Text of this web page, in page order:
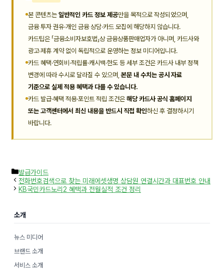
본 콘텐츠는 일반적인 카드 정보 제공만을 목적으로 작성되었으며,
금융 투자 권유·개인 금융 상담·카드 모집에 해당하지 않습니다.
카드팁은 「금융소비자보호법」상 금융상품판매업자가 아니며, 카드사와
광고·제휴 계약 없이 독립적으로 운영하는 정보 미디어입니다.
카드 혜택·연회비·적립률·캐시백·한도 등 세부 조건은 카드사 내부 정책
변경에 따라 수시로 달라질 수 있으며,본문 내 수치는 공시 자료
기준으로 실제 적용 혜택과 다를 수 있습니다.
카드 발급·혜택 적용·포인트 적립 조건은 해당 카드사 공식 홈페이지
또는 고객센터에서 최신 내용을 반드시 직접 확인하신 후 결정하시기
바랍니다.
카
테
고
리
발급가이드
전화번호검색으로 찾는 미래에셋생명 상담원 연결시간과 대표번호 안내
KB국민카드노리2 혜택과 전월실적 조건 정리
소개
뉴스 미디어
브랜드 소개
서비스 소개